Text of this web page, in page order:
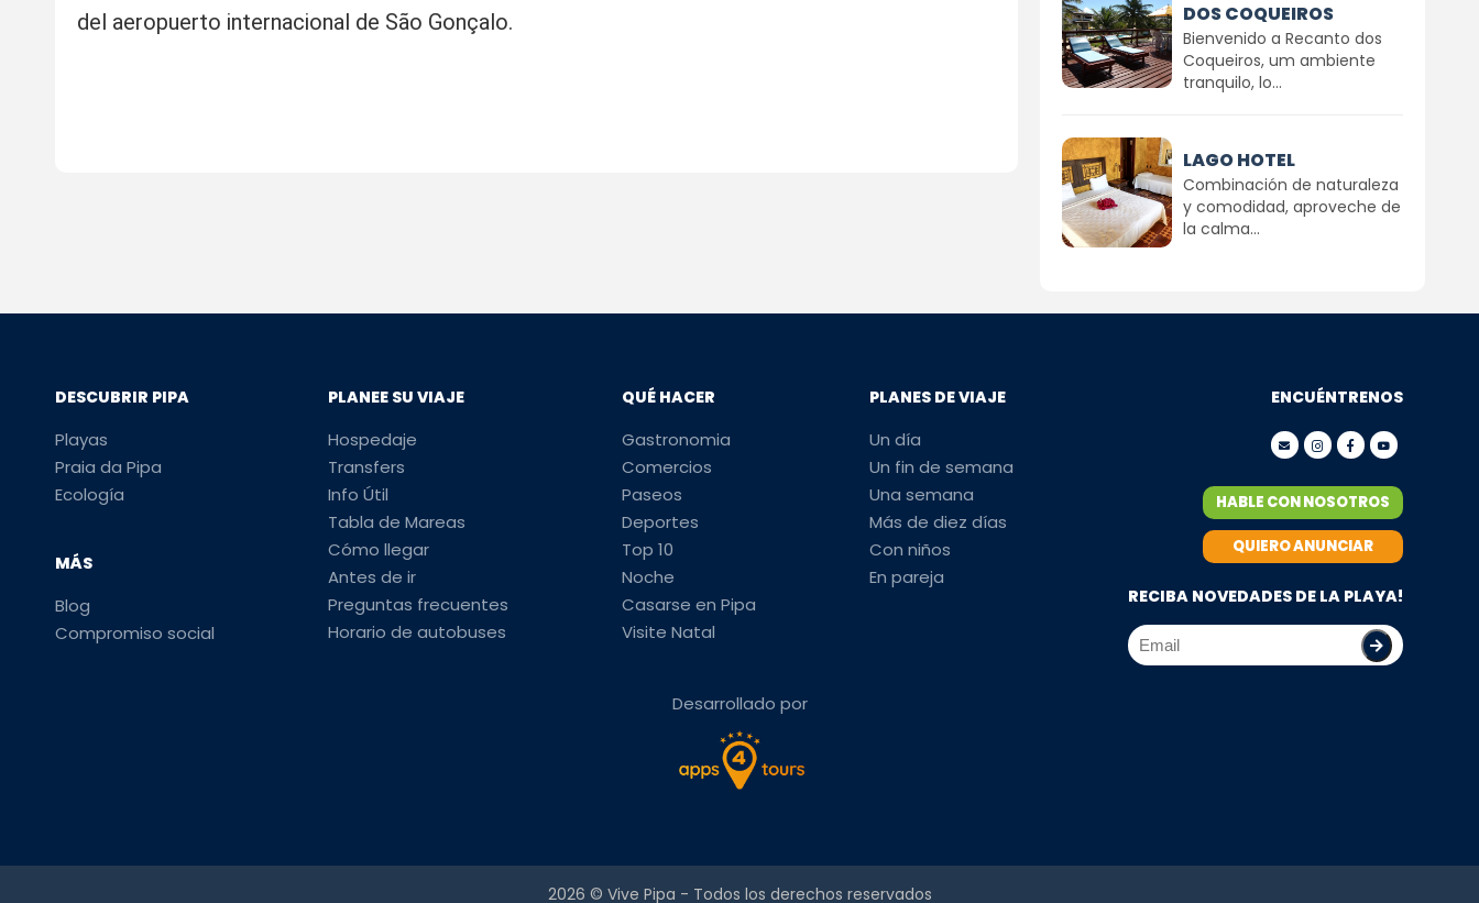
del aeropuerto internacional de São Gonçalo.
DOS COQUEIROS
Bienvenido a Recanto dos
Coqueiros, um ambiente
tranquilo, lo...
LAGO HOTEL
Combinación de naturaleza
y comodidad, aproveche de
la calma...
DESCUBRIR PIPA
Playas
Praia da Pipa
Ecología
MÁS
Blog
Compromiso social
PLANEE SU VIAJE
Hospedaje
Transfers
Info Útil
Tabla de Mareas
Cómo llegar
Antes de ir
Preguntas frecuentes
Horario de autobuses
QUÉ HACER
Gastronomia
Comercios
Paseos
Deportes
Top 10
Noche
Casarse en Pipa
Visite Natal
PLANES DE VIAJE
Un día
Un fin de semana
Una semana
Más de diez días
Con niños
En pareja
ENCUÉNTRENOS
HABLE CON NOSOTROS
QUIERO ANUNCIAR
RECIBA NOVEDADES DE LA PLAYA!
Desarrollado por
2026 © Vive Pipa - Todos los derechos reservados